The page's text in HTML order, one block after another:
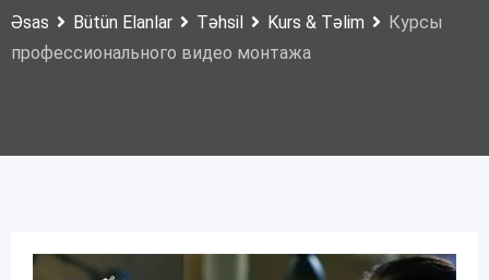
Əsas Bütün Elanlar Təhsil Kurs & Təlim
Курсы
профессионального видео монтажа